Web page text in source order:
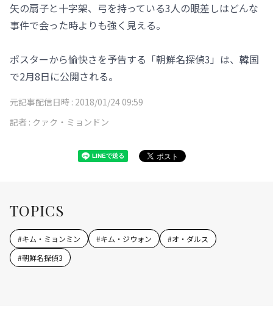
矢の扇子と十字架、弓を持っている3人の眼差しはどんな
事件で会った時よりも強く見える。
ポスターから愉快さを予告する「朝鮮名探偵3」は、韓国
で2月8日に公開される。
元記事配信日時 : 2018/01/24 09:59
記者 : クァク・ミョンドン
TOPICS
#キム・ミョンミン #キム・ジウォン #オ・ダルス
#朝鮮名探偵3